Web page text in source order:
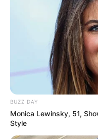
gekauft werden.
Das große Freigelände
übrigens nur angelegt,
unmittelbar an der
als Bauernmuseum
Standort ist somit die
deshalb auch als
Perschen bezeichnet
des Freigeländes kann
BUZZ DAY
Monica Lewinsky, 51,
Style